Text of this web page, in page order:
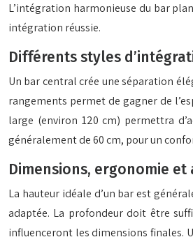
L’intégration harmonieuse du bar
intégration réussie.
Différents styles
Un bar central crée une séparation
rangements permet de gagner de
large (environ 120 cm) permettra
généralement de 60 cm, pour un
Dimensions, ergonomie
La hauteur idéale d’un bar est
adaptée. La profondeur doit être
influenceront les dimensions finales.